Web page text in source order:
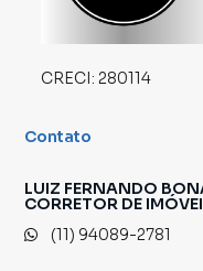
CRECI: 280114
Contato
LUIZ FERNANDO
CORRETOR DE
(11) 94089-2781